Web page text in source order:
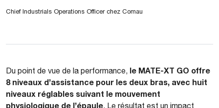
Chief Industrials Operations Officer chez Comau
Du point de vue de la performance, le MATE-XT GO offre
8 niveaux d’assistance pour les deux bras, avec huit
niveaux réglables suivant le mouvement
physiologique de l’épaule. Le résultat est un impact